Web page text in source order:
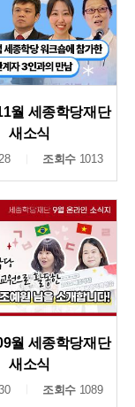
월 세종학당재단
새소식
조회수 1013
월 세종학당재단
새소식
조회수 1089